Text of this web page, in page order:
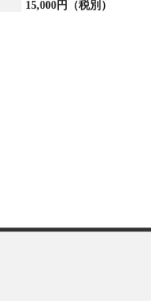
15,000円（税別）